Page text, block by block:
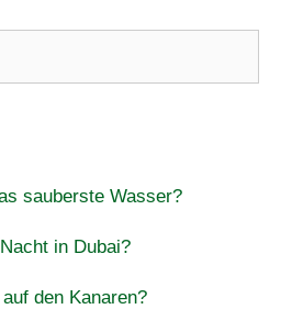
sauberste Wasser?
in Dubai?
den Kanaren?